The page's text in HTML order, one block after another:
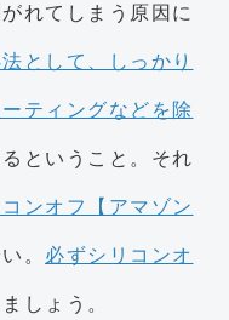
れてしまう原因に
として、しっかり
ティングなどを除
ということ。それ
ンオフ【アマゾン
。 必ずシリコンオ
ましょう。